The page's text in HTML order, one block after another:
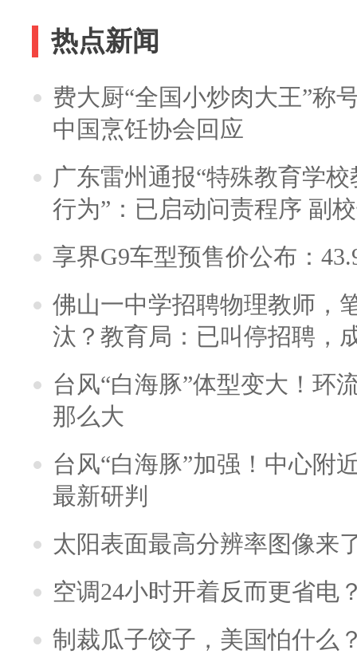
热点新闻
费大厨“全国小炒肉大王”称
中国烹饪协会回应
广东雷州通报“特殊教育学
行为”：已启动问责程序 副
享界G9车型预售价公布：
佛山一中学招聘物理教师，
汰？教育局：已叫停招聘，
台风“白海豚”体型变大！环
那么大
台风“白海豚”加强！中心附
最新研判
太阳表面最高分辨率图像来
空调24小时开着反而更省电
制裁瓜子饺子，美国怕什么